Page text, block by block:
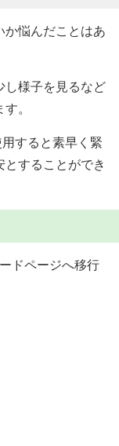
か悩んだことはあ
し様子を見るなど
。
すると素早く緊
することができ
ドページへ移行